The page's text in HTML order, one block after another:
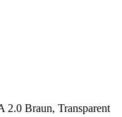
Braun, Transparent